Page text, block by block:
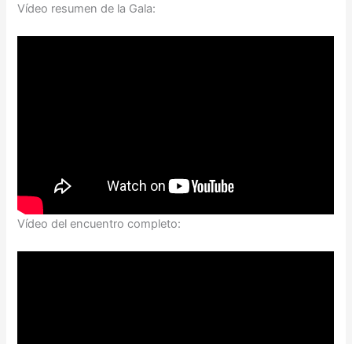
Vídeo resumen de la Gala:
Vídeo del encuentro completo: